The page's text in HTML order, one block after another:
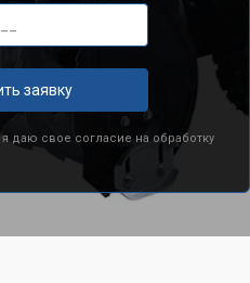
заявку
даю свое согласие на обработку